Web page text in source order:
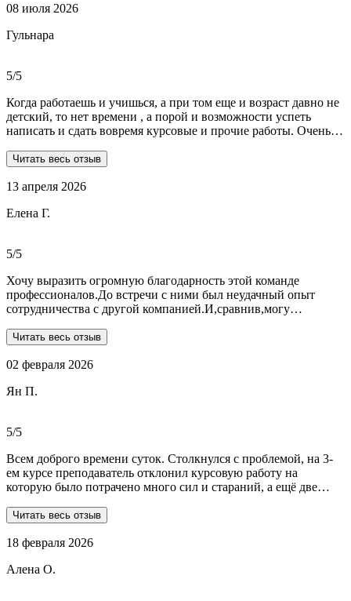
08 июля 2026
Гульнара
5/5
Когда работаешь и учишься, а при том еще и возраст давно не
детский, то нет времени , а порой и возможности успеть
написать и сдать вовремя курсовые и прочие работы. Очень
Dist-help. Все мои проблемы в полном смысле слова взяли на
выполнили очень качественно, вовремя и по очень даже
реагируют и отвечают на все вопросы. Теперь буду
Читать весь отзыв
13 апреля 2026
Елена Г.
5/5
Хочу выразить огромную благодарность этой команде
профессионалов.До встречи с ними был неудачный опыт
сотрудничества с другой компанией.И,сравнив,могу
профессионалов.Условия,сроки были сразу оговорены и четко
уровне.А если возникали вопросы или проблемы,то помощь
помощь студентам,то только-сюда.Огромное спасибо!!!
Читать весь отзыв
02 февраля 2026
Ян П.
5/5
Всем доброго времени суток. Столкнулся с проблемой, на 3-
ем курсе преподаватель отклонил курсовую работу на
которую было потрачено много сил и стараний, а ещё две
обратился в Dist-help. Первый раз, были опасения и по срокам,
Ребята большие профессионалы, Алёна лучшая! Всё
Общение вызвало только позитивные эмоции. Все три работы
Читать весь отзыв
18 февраля 2026
Алена О.